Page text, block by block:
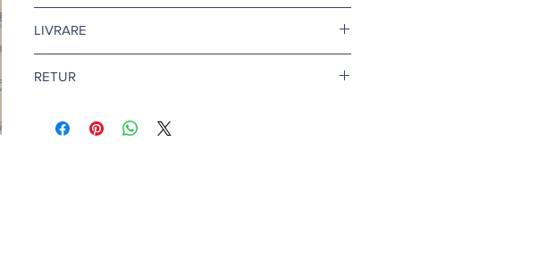
LIVRARE
Pentru tapet si adeziv tapet, termenul de livrare este de
Citeste mai multeaici
RETUR
Afla mai multe
aici